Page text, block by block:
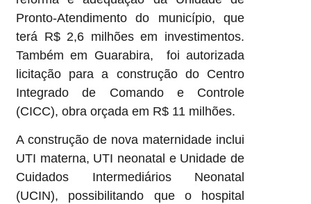
Pronto-Atendimento do município, que
terá R$ 2,6 milhões em investimentos.
Também em Guarabira, foi autorizada
licitação para a construção do Centro
Integrado de Comando e Controle
(CICC), obra orçada em R$ 11 milhões.
A construção de nova maternidade inclui
UTI materna, UTI neonatal e Unidade de
Cuidados Intermediários Neonatal
(UCIN), possibilitando que o hospital